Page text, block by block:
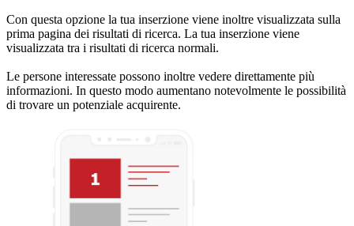
Con questa opzione la tua inserzione viene inoltre visualizzata sulla
prima pagina dei risultati di ricerca. La tua inserzione viene
visualizzata tra i risultati di ricerca normali.
Le persone interessate possono inoltre vedere direttamente più
informazioni. In questo modo aumentano notevolmente le possibilità
di trovare un potenziale acquirente.